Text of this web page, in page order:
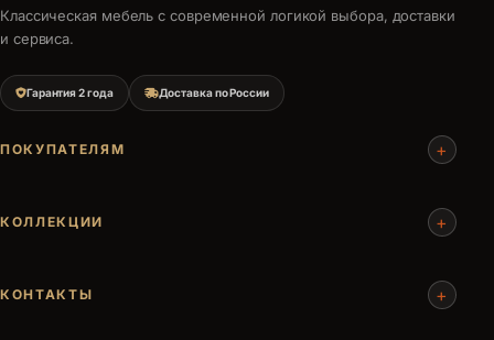
Классическая мебель с современной логикой выбора, доставки
и сервиса.
Гарантия 2 года Доставка по России
ПОКУПАТЕЛЯМ +
КОЛЛЕКЦИИ +
КОНТАКТЫ +